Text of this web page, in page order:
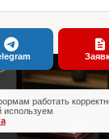
работать
используем